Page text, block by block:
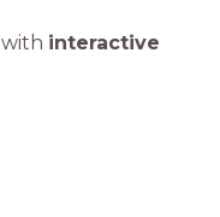
with interactive